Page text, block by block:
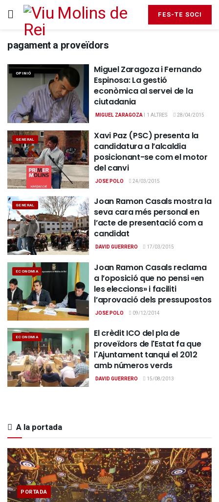
FES-TE SOCI
pagament a proveïdors
OPINIÓ
Miguel Zaragoza i Fernando
Espinosa: La gestió
econòmica al servei de la
ciutadania
MIGUEL ZARAGOZA I 1 ALTRES 28/04/2015
GENERAL
Xavi Paz (PSC) presenta la
candidatura a l’alcaldia
posicionant-se com el motor
del canvi
JOSE POLO 24/03/2015
GENERAL
Joan Ramon Casals mostra la
seva cara més personal en
l’acte de presentació com a
candidat
DAVID GUERRERO 17/03/2015
ECONOMIA
Joan Ramon Casals reclama
a l’oposició que no pensi «en
les eleccions» i faciliti
l’aprovació dels pressupostos
JOSE POLO 09/12/2014
ECONOMIA
El crèdit ICO del pla de
proveïdors de l'Estat fa que
l'Ajuntament tanqui el 2012
amb números verds
DAVID GUERRERO 15/08/2013
A la portada
PORTADA